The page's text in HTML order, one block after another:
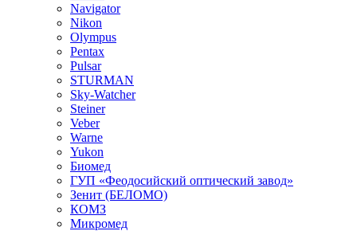
Navigator
Nikon
Olympus
Pentax
Pulsar
STURMAN
Sky-Watcher
Steiner
Veber
Warne
Yukon
Биомед
ГУП «Феодосийский оптический завод»
Зенит (БЕЛОМО)
КОМЗ
Микромед